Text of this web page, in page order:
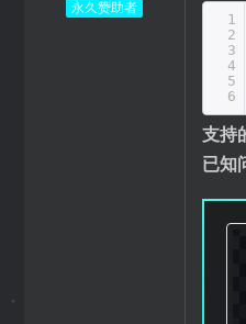
永久赞助者
1
2
3
4
5
6
支持
已知